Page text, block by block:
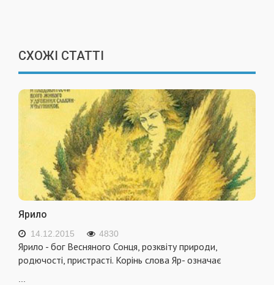
СХОЖІ СТАТТІ
Ярило
14.12.2015 4830
Ярило - бог Весняного Сонця, розквіту природи,
родючості, пристрасті. Корінь слова Яр- означає
...